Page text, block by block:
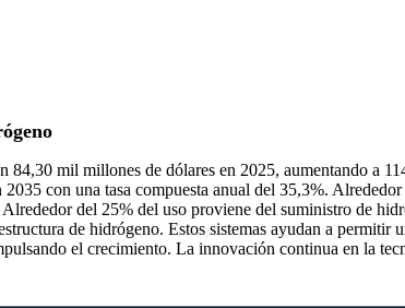
84,30 mil millones de dólares en 2025, aumentando a
con una tasa compuesta anual del 35,3%.
del 25% del uso proviene del suministro de
de hidrógeno. Estos sistemas ayudan a
el crecimiento. La innovación continua en la